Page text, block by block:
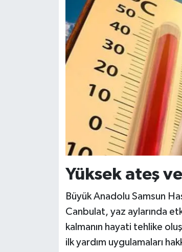
Yüksek ateş
Büyük Anadolu Samsun
Canbulat, yaz aylarında
kalmanın hayati tehlike
ilk yardım uygulamaları